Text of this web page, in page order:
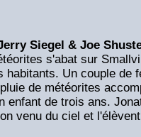
Siegel & Joe
s'abat sur
habitants. Un couple de
de météorites
enfant de trois ans.
venu du ciel et